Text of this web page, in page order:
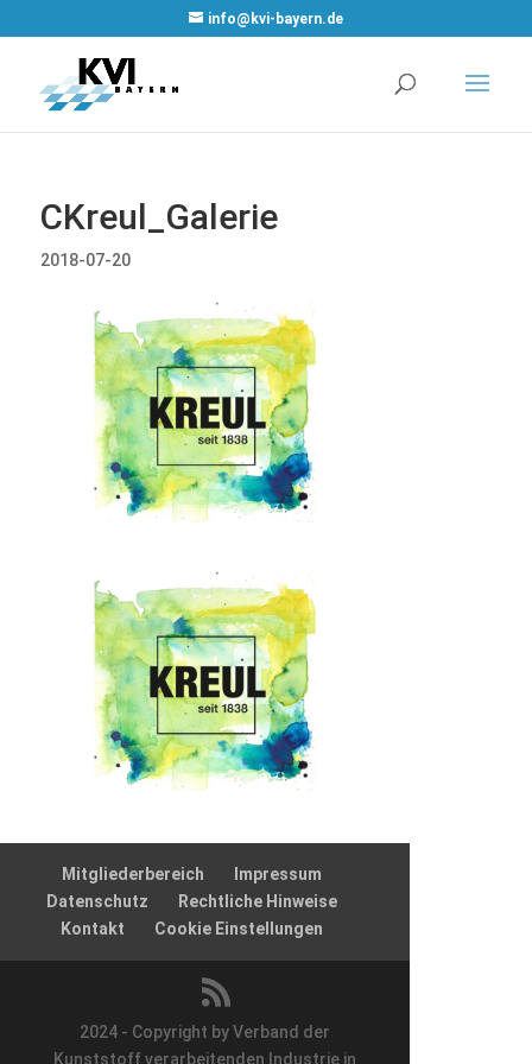
info@kvi-bayern.de
CKreul_Galerie
2018-07-20
Mitgliederbereich
Impressum
Datenschutz
Rechtliche Hinweise
Kontakt
Cookie Einstellungen
2024 - Copyright by Verband der
Kunststoff verarbeitenden Industrie in
Cookie Plugin
Cookie Banner